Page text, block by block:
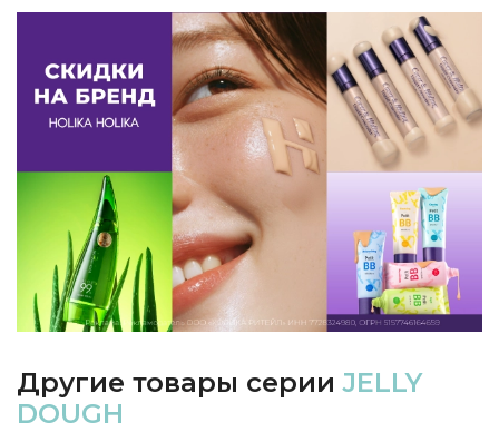
Другие товары серииJELLY
DOUGH